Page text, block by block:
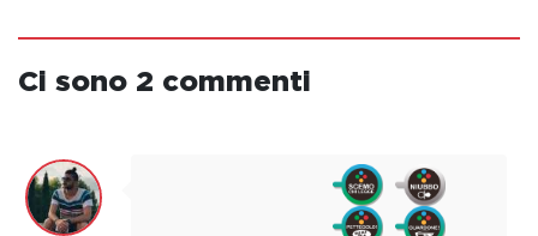
Ci sono 2 commenti